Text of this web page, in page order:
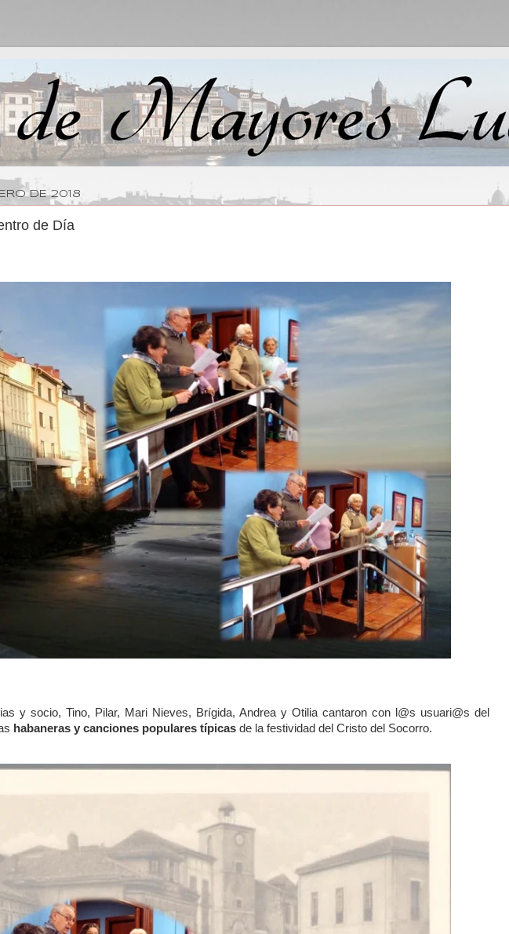
DE 2018
de Día
y socio, Tino, Pilar, Mari Nieves, Brígida, Andrea y Otilia cantaron con l@s usuari@s del
habaneras y canciones populares típicas de la festividad del Cristo del Socorro.